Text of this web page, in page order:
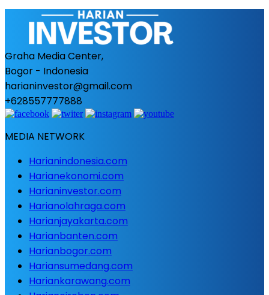
Graha Media Center,
Bogor - Indonesia
harianinvestor@gmail.com
+628557777888
MEDIA NETWORK
Harianindonesia.com
Harianekonomi.com
Harianinvestor.com
Harianolahraga.com
Harianjayakarta.com
Harianbanten.com
Harianbogor.com
Hariansumedang.com
Hariankarawang.com